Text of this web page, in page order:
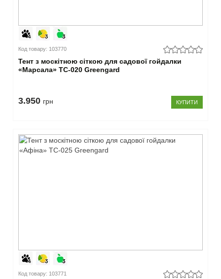
Код товару: 103770
Тент з москітною сіткою для садової гойдалки
«Марсала» ТС-020 Greengard
3.950 грн КУПИТИ
Код товару: 103771